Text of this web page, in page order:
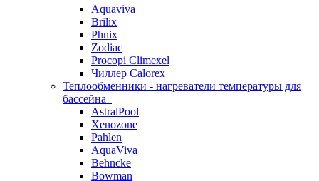
Aquaviva
Brilix
Phnix
Zodiac
Procopi Climexel
Чиллер Calorex
Теплообменники - нагреватели температуры для
бассейна
AstralPool
Xenozone
Pahlen
AquaViva
Behncke
Bowman